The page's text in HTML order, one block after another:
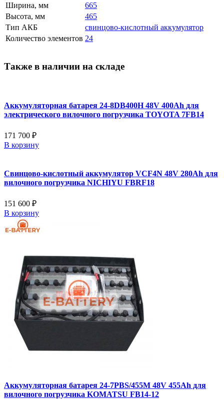
Ширина, мм
665
Высота, мм
465
Тип АКБ
свинцово-кислотный аккумулятор
Количество элементов 24
Также в наличии на складе
Аккумуляторная батарея 24-8DB400H 48V 400Ah для
электрического вилочного погрузчика TOYOTA 7FB14
171 700 ₽
В корзину
Свинцово-кислотный аккумулятор VCF4N 48V 280Ah для
вилочного погрузчика NICHIYU FBRF18
151 600 ₽
В корзину
Аккумуляторная батарея 24-7PBS/455M 48V 455Ah для
вилочного погрузчика KOMATSU FB14-12